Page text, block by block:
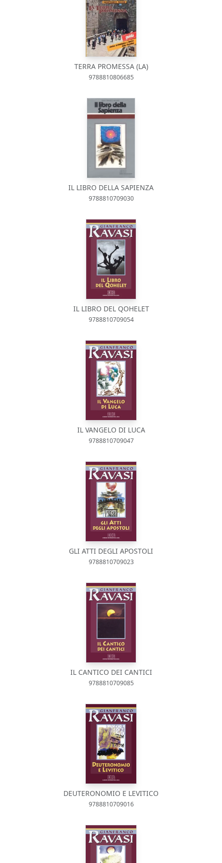
TERRA PROMESSA (LA)
9788810806685
IL LIBRO DELLA SAPIENZA
9788810709030
IL LIBRO DEL QOHELET
9788810709054
IL VANGELO DI LUCA
9788810709047
GLI ATTI DEGLI APOSTOLI
9788810709023
IL CANTICO DEI CANTICI
9788810709085
DEUTERONOMIO E LEVITICO
9788810709016